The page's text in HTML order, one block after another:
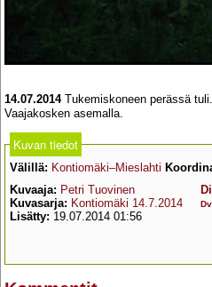
14.07.2014Tukemiskoneen perässä
Vaajakosken asemalla.
Kuvan tiedot
Välillä: Kontiomäki–Mieslahti
Kuvaaja: Petri Tuovinen
Kuvasarja: Kontiomäki 14.7.2014
Lisätty: 19.07.2014 01:56